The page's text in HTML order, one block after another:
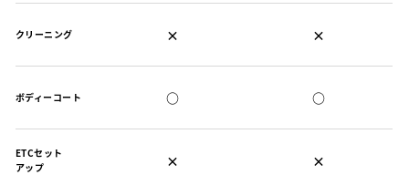
クリーニング × ×
ボディーコート ○ ○
ETCセット
アップ
× ×